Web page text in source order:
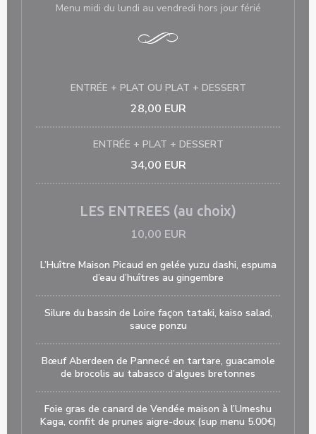
Menu midi du lundi au vendredi hors jour férié
ENTRÉE + PLAT OU PLAT + DESSERT
28,00 EUR
ENTRÉE + PLAT + DESSERT
34,00 EUR
LES ENTREES (au choix)
10,00 EUR
L’Huître Maison Picaud en gelée yuzu dashi, espuma
d’eau d’huîtres au gingembre
Silure du bassin de Loire façon tataki, kaiso salad,
sauce ponzu
Bœuf Aberdeen de Pannecé en tartare, guacamole
de brocolis au tabasco d’algues bretonnes
Foie gras de canard de Vendée maison à l’Umeshu
Kaga, confit de prunes aigre-doux (sup menu 5.00€)